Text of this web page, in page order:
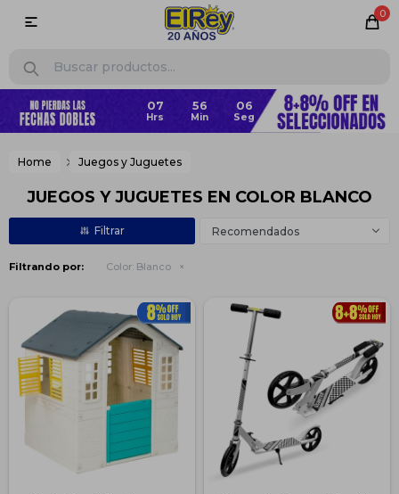
0

07 56 06
Home Juegos y Juguetes
JUEGOS Y JUGUETES EN COLOR BLANCO
Recomendados
Filtrando por: Color: Blanco